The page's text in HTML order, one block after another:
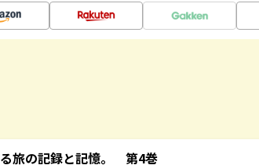
旅の記録と記憶。 第4巻